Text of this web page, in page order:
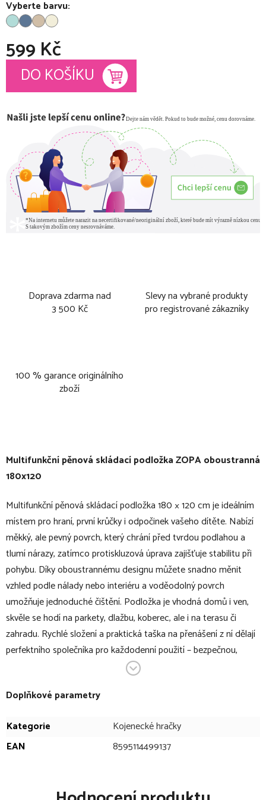
Vyberte barvu:
599 Kč
Měrná cena:
DO KOŠÍKU
Doprava zdarma nad
3 500 Kč
Slevy na vybrané produkty
pro registrované zákazníky
100 % garance originálního
zboží
Multifunkční pěnová skládací podložka ZOPA oboustranná
180x120
Multifunkční pěnová skládací podložka 180 × 120 cm je ideálním
místem pro hraní, první krůčky i odpočinek vašeho dítěte. Nabízí
měkký, ale pevný povrch, který chrání před tvrdou podlahou a
tlumí nárazy, zatímco protiskluzová úprava zajišťuje stabilitu při
pohybu. Díky oboustrannému designu můžete snadno měnit
vzhled podle nálady nebo interiéru a voděodolný povrch
umožňuje jednoduché čištění. Podložka je vhodná domů i ven,
skvěle se hodí na parkety, dlažbu, koberec, ale i na terasu či
zahradu. Rychlé složení a praktická taška na přenášení z ní dělají
perfektního společníka pro každodenní použití – bezpečnou,
V bodech:
oboustranná multifunkční pěnová skládací podložka
ideálním řešením pro každodenní použití doma i venku –
Doplňkové parametry
Kategorie
Kojenecké hračky
EAN
8595114499137